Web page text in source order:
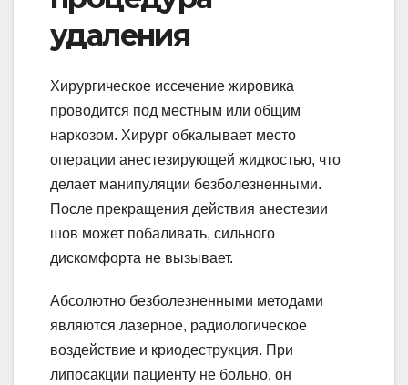
удаления
Хирургическое иссечение жировика
проводится под местным или общим
наркозом. Хирург обкалывает место
операции анестезирующей жидкостью, что
делает манипуляции безболезненными.
После прекращения действия анестезии
шов может побаливать, сильного
дискомфорта не вызывает.
Абсолютно безболезненными методами
являются лазерное, радиологическое
воздействие и криодеструкция. При
липосакции пациенту не больно, он